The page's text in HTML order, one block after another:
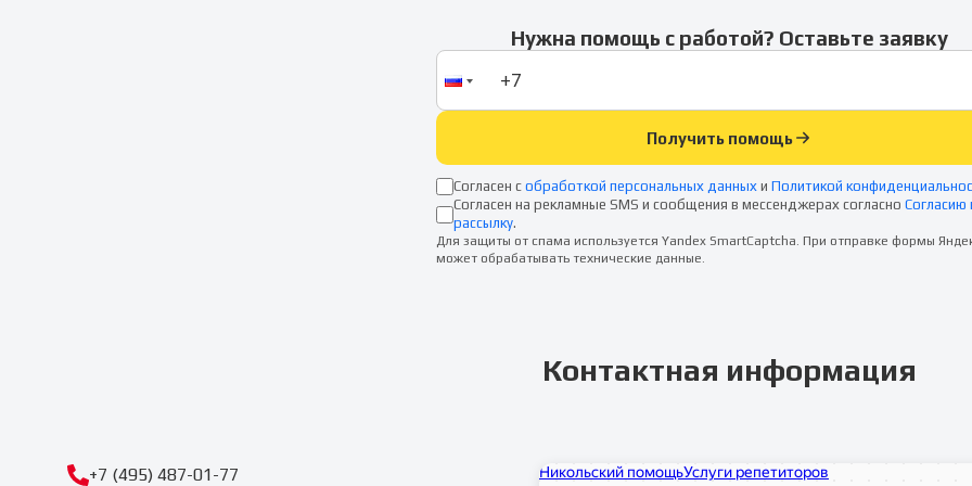
Нужна помощь с работой? Оставьте заявку
Получить помощь
Согласен с обработкой персональных данных и Политикой
Согласен на рекламные SMS и сообщения в мессенджерах согласно Согласию
рассылку.
Для защиты от спама используется Yandex SmartCaptcha. При отправке формы
может обрабатывать технические данные.
Контактная информация
+7 (495) 487-01-77